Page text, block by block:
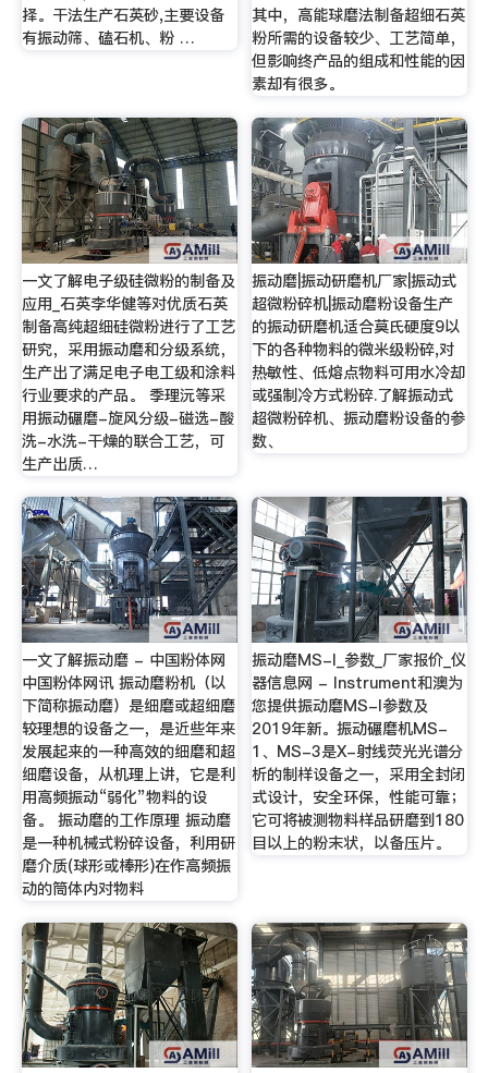
择。干法生产石英砂,主要设备
有振动筛、磕石机、粉 …
其中，高能球磨法制备超细石英
粉所需的设备较少、工艺简单，
但影响终产品的组成和性能的因
素却有很多。
一文了解电子级硅微粉的制备及
应用_石英李华健等对优质石英
制备高纯超细硅微粉进行了工艺
研究，采用振动磨和分级系统，
生产出了满足电子电工级和涂料
行业要求的产品。 季理沅等采
用振动碾磨-旋风分级-磁选-酸
洗-水洗-干燥的联合工艺，可
生产出质…
振动磨|振动研磨机厂家|振动式
超微粉碎机|振动磨粉设备生产
的振动研磨机适合莫氏硬度9以
下的各种物料的微米级粉碎,对
热敏性、低熔点物料可用水冷却
或强制冷方式粉碎.了解振动式
超微粉碎机、振动磨粉设备的参
数、
一文了解振动磨 - 中国粉体网
中国粉体网讯 振动磨粉机（以
下简称振动磨）是细磨或超细磨
较理想的设备之一，是近些年来
发展起来的一种高效的细磨和超
细磨设备，从机理上讲，它是利
用高频振动“弱化”物料的设
备。 振动磨的工作原理 振动磨
是一种机械式粉碎设备，利用研
磨介质(球形或棒形)在作高频振
动的筒体内对物料
振动磨MS-I_参数_厂家报价_仪
器信息网 - Instrument和澳为
您提供振动磨MS-I参数及
2019年新。振动碾磨机MS-
1、MS-3是X-射线荧光光谱分
析的制样设备之一，采用全封闭
式设计，安全环保，性能可靠；
它可将被测物料样品研磨到180
目以上的粉末状，以备压片。